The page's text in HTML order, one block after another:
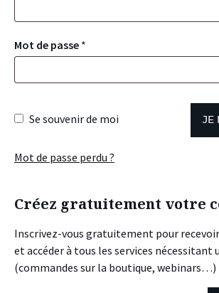
Mot de passe *
Se souvenir de moi JE
Mot de passe perdu ?
Créez gratuitement votre
Inscrivez-vous gratuitement pour
et accéder à tous les services nécessitant
(commandes sur la boutique, webinars…)